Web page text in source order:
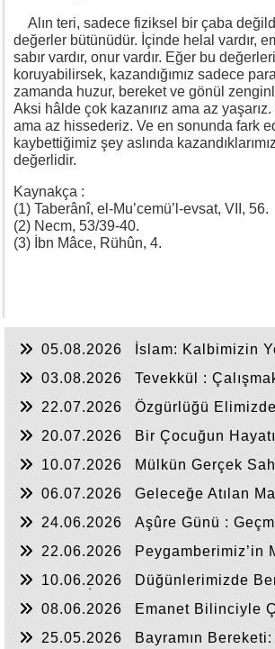
Alın teri, sadece fiziksel bir çaba
değerler bütünüdür. İçinde helal vardır,
sabır vardır, onur vardır. Eğer bu değerleri
koruyabilirsek, kazandığımız sadece
zamanda huzur, bereket ve gönül
Aksi hâlde çok kazanırız ama az
ama az hissederiz. Ve en sonunda fark
kaybettiğimiz şey aslında
değerlidir.
Kaynakça :
(1) Taberânî, el-Mu’cemü’l-evsat, VII, 56.
(2) Necm, 53/39-40.
(3) İbn Mâce, Rühûn, 4.
05.08.2026
İslam: Kalbimizin
03.08.2026
Tevekkül :
22.07.2026
Özgürlüğü
20.07.2026
Bir Çocuğun
10.07.2026
Mülkün Gerçek
06.07.2026
Geleceğe Atılan
24.06.2026
Aşûre Günü :
22.06.2026
Peygamberimiz’in
10.06.2026
Düğünlerimizde
08.06.2026
Emanet Bilinciyle
25.05.2026
Bayramın